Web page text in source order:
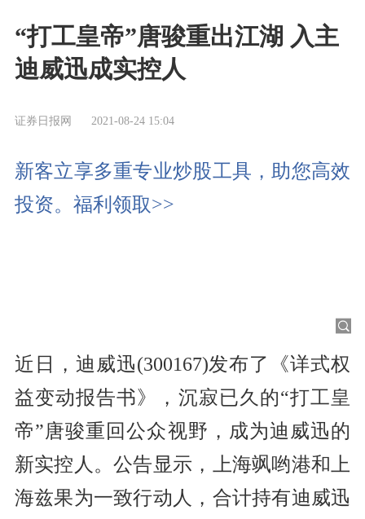
“打工皇帝”唐骏重出江湖 入主
迪威迅成实控人
证券日报网 2021-08-24 15:04
新客立享多重专业炒股工具，助您高效
投资。福利领取>>
近日，迪威迅(300167)发布了《详式权
益变动报告书》，沉寂已久的“打工皇
帝”唐骏重回公众视野，成为迪威迅的
新实控人。公告显示，上海飒哟港和上
海兹果为一致行动人，合计持有迪威迅